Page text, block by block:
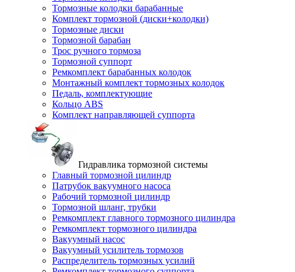
Тормозные колодки барабанные
Комплект тормозной (диски+колодки)
Тормозные диски
Тормозной барабан
Трос ручного тормоза
Тормозной суппорт
Ремкомплект барабанных колодок
Монтажный комплект тормозных колодок
Педаль, комплектующие
Кольцо ABS
Комплект направляющей суппорта
Гидравлика тормозной системы
Главный тормозной цилиндр
Патрубок вакуумного насоса
Рабочий тормозной цилиндр
Тормозной шланг, трубки
Ремкомплект главного тормозного цилиндра
Ремкомплект тормозного цилиндра
Вакуумный насос
Вакуумный усилитель тормозов
Распределитель тормозных усилий